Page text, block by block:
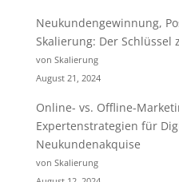
Neukundengewinnung,
Skalierung: Der Schlüssel
von Skalierung
August 21, 2024
Online- vs. Offline-
Expertenstrategien für
Neukundenakquise
von Skalierung